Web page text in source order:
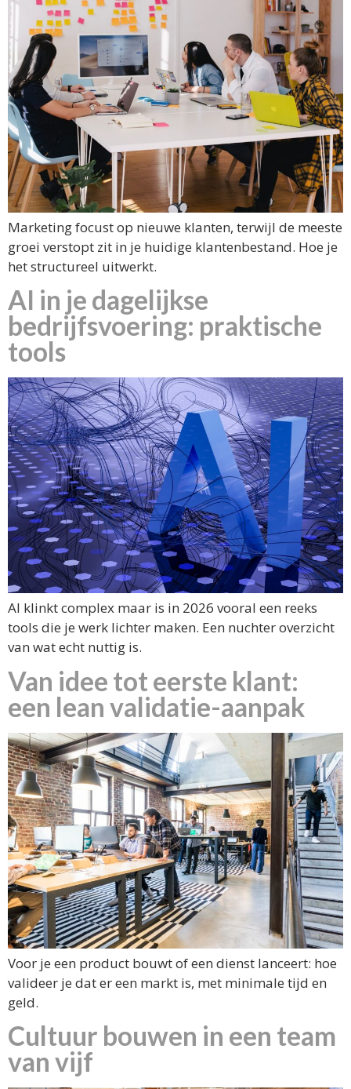
Marketing focust op nieuwe klanten, terwijl de meeste
groei verstopt zit in je huidige klantenbestand. Hoe je
het structureel uitwerkt.
AI in je dagelijkse
bedrijfsvoering: praktische
tools
AI klinkt complex maar is in 2026 vooral een reeks
tools die je werk lichter maken. Een nuchter overzicht
van wat echt nuttig is.
Van idee tot eerste klant:
een lean validatie-aanpak
Voor je een product bouwt of een dienst lanceert: hoe
valideer je dat er een markt is, met minimale tijd en
geld.
Cultuur bouwen in een team
van vijf